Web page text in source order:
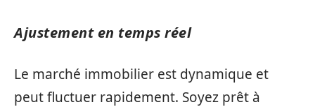
Ajustement en temps réel
Le marché immobilier est dynamique et
peut fluctuer rapidement. Soyez prêt à